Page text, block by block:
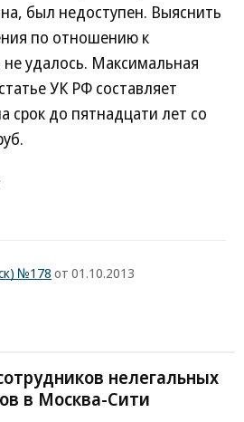
был недоступен. Выяснить
по отношению к
не удалось. Максимальная
УК РФ составляет
срок до пятнадцати лет со
№178 от 01.10.2013
нелегальных
в Москва-Сити